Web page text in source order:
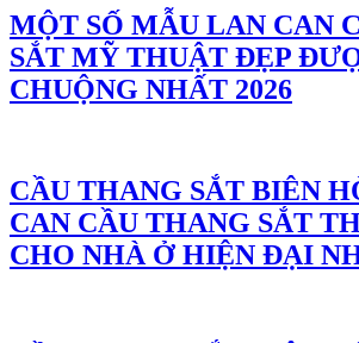
MỘT SỐ MẪU LAN CAN
SẮT MỸ THUẬT ĐẸP
CHUỘNG NHẤT 2026
CẦU THANG SẮT BIÊN
CAN CẦU THANG SẮT
CHO NHÀ Ở HIỆN ĐẠI